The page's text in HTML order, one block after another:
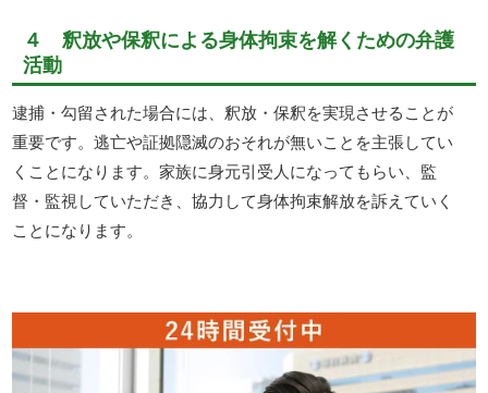
４ 釈放や保釈による身体拘束を解くための弁護
活動
逮捕・勾留された場合には、釈放・保釈を実現させることが
重要です。逃亡や証拠隠滅のおそれが無いことを主張してい
くことになります。家族に身元引受人になってもらい、監
督・監視していただき、協力して身体拘束解放を訴えていく
ことになります。